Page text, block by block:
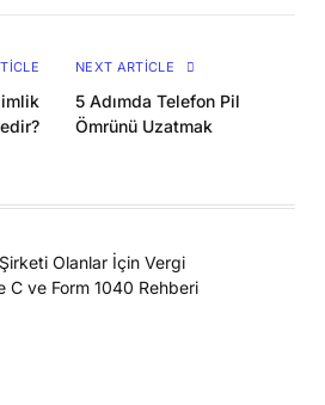
NEXT ARTICLE
5 Adımda Telefon Pil
Ömrünü Uzatmak